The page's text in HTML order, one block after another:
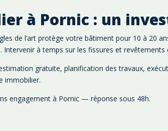
à Pornic : un
de l’art protège votre bâtiment pour 10 à 20
à temps sur les fissures et
gratuite, planification des travaux,
immobilier.
engagement à Pornic — réponse sous 48h.